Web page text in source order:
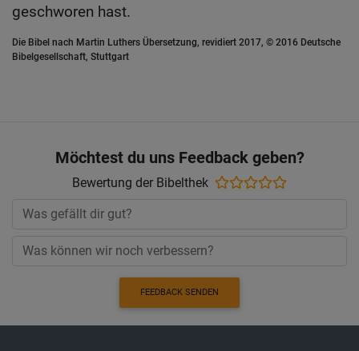
geschworen hast.
Die Bibel nach Martin Luthers Übersetzung, revidiert 2017, © 2016 Deutsche
Bibelgesellschaft, Stuttgart
Möchtest du uns Feedback geben?
Bewertung der Bibelthek
FEEDBACK SENDEN